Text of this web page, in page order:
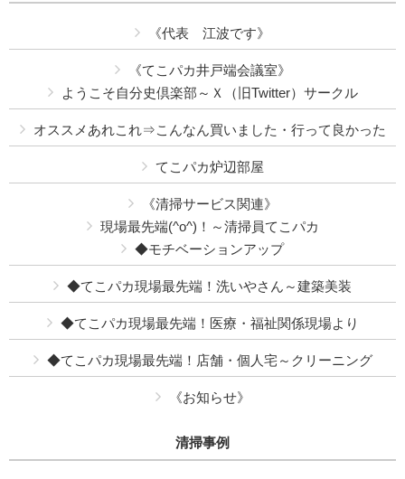
《代表 江波です》
《てこパカ井戸端会議室》
ようこそ自分史倶楽部～Ｘ（旧Twitter）サークル
オススメあれこれ⇒こんなん買いました・行って良かった
てこパカ炉辺部屋
《清掃サービス関連》
現場最先端(^o^)！～清掃員てこパカ
◆モチベーションアップ
◆てこパカ現場最先端！洗いやさん～建築美装
◆てこパカ現場最先端！医療・福祉関係現場より
◆てこパカ現場最先端！店舗・個人宅～クリーニング
《お知らせ》
清掃事例